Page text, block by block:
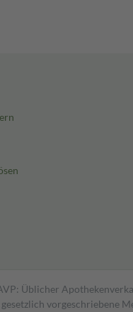
Üblicher
vorgeschriebene